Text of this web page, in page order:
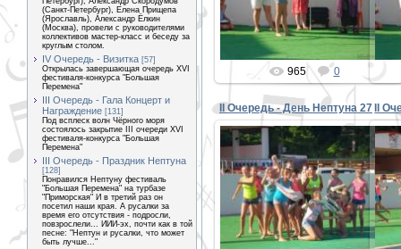
(Санкт-Петербург), Елена Прищепа
(Ярославль), Александр Ёлкин
(Москва), провели с руководителями
коллективов мастер-класс и беседу за
круглым столом.
IV Очередь - Визитка [57]
Открылась завершающая очередь XVI
фестиваля-конкурса "Большая
Перемена"
III Очередь - Гала Концерт и
Награждение [131]
Под всплеск волн Чёрного моря
состоялось закрытие III очереди XVI
фестиваля-конкурса "Большая
Перемена"
III Очередь - Праздник Нептуна
[128]
Понравился Нептуну фестиваль
"Большая Перемена" на турбазе
"Приморская" И в третий раз он
посетил наши края. А русалки за
время его отсутствия - подросли,
повзрослели... ИИИ-эх, почти как в той
песне: "Нептун и русалки, что может
быть лучше..."
PETER
965 0
II Очередь - День Нептуна 27
30.08.2015
PETER
II